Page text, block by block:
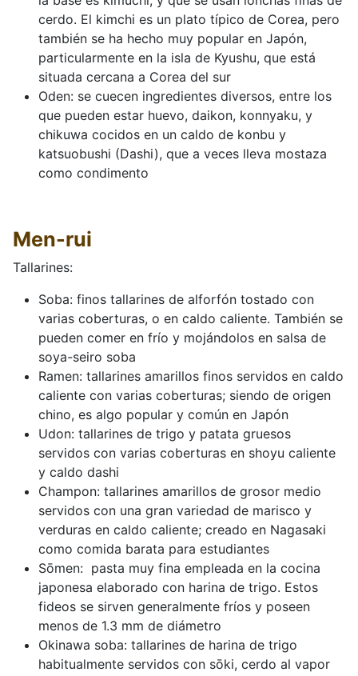
cerdo. El kimchi es un plato típico de Corea, pero
también se ha hecho muy popular en Japón,
particularmente en la isla de Kyushu, que está
situada cercana a Corea del sur
Oden: se cuecen ingredientes diversos, entre los
que pueden estar huevo, daikon, konnyaku, y
chikuwa cocidos en un caldo de konbu y
katsuobushi (Dashi), que a veces lleva mostaza
como condimento
Men-rui
Tallarines:
Soba: finos tallarines de alforfón tostado con
varias coberturas, o en caldo caliente. También se
pueden comer en frío y mojándolos en salsa de
soya-seiro soba
Ramen: tallarines amarillos finos servidos en caldo
caliente con varias coberturas; siendo de origen
chino, es algo popular y común en Japón
Udon: tallarines de trigo y patata gruesos
servidos con varias coberturas en shoyu caliente
y caldo dashi
Champon: tallarines amarillos de grosor medio
servidos con una gran variedad de marisco y
verduras en caldo caliente; creado en Nagasaki
como comida barata para estudiantes
Sōmen: pasta muy fina empleada en la cocina
japonesa elaborado con harina de trigo. Estos
fideos se sirven generalmente fríos y poseen
menos de 1.3 mm de diámetro
Okinawa soba: tallarines de harina de trigo
habitualmente servidos con sōki, cerdo al vapor